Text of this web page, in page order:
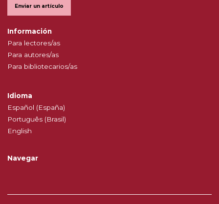
Enviar un artículo
Información
Para lectores/as
Para autores/as
Para bibliotecarios/as
Idioma
Español (España)
Português (Brasil)
English
Navegar